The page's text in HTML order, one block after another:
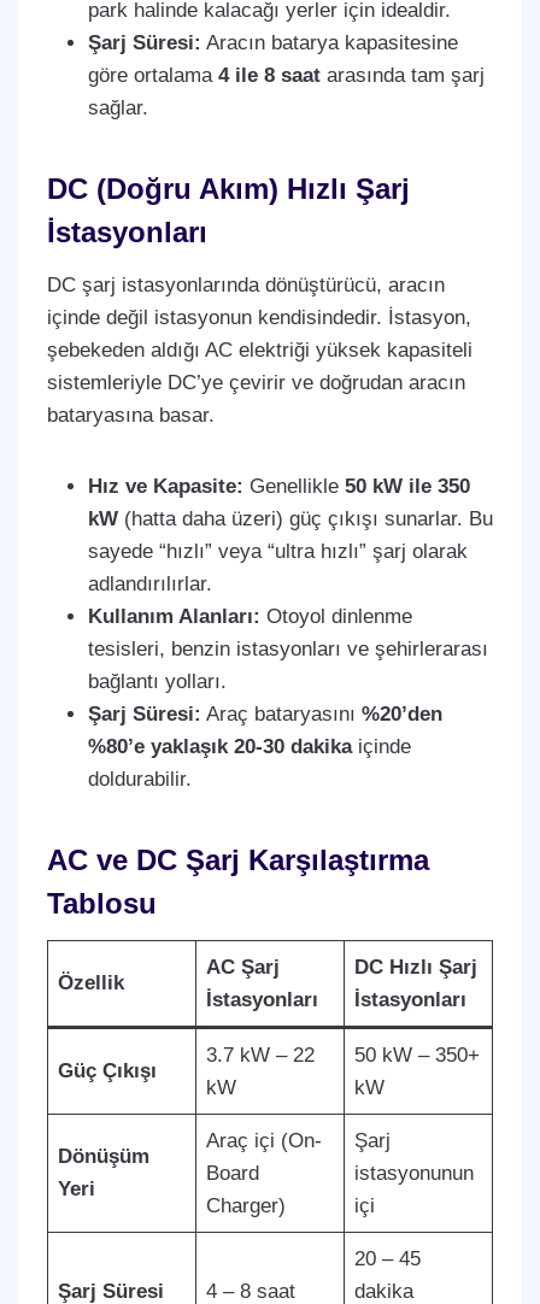
park halinde kalacağı yerler için idealdir.
Şarj Süresi: Aracın batarya kapasitesine
göre ortalama 4 ile 8 saatarasında tam şarj
sağlar.
DC (Doğru Akım) Hızlı Şarj
İstasyonları
DC şarj istasyonlarında dönüştürücü, aracın
içinde değil istasyonun kendisindedir. İstasyon,
şebekeden aldığı AC elektriği yüksek kapasiteli
sistemleriyle DC’ye çevirir ve doğrudan aracın
bataryasına basar.
Hız ve Kapasite: Genellikle 50 kW ile 350
kW(hatta daha üzeri) güç çıkışı sunarlar. Bu
sayede “hızlı” veya “ultra hızlı” şarj olarak
adlandırılırlar.
Kullanım Alanları: Otoyol dinlenme
tesisleri, benzin istasyonları ve şehirlerarası
bağlantı yolları.
Şarj Süresi: Araç bataryasını %20’den
%80’e yaklaşık 20-30 dakikaiçinde
doldurabilir.
AC ve DC Şarj Karşılaştırma
Tablosu
Özellik
AC Şarj
İstasyonları
DC Hızlı Şarj
İstasyonları
Güç Çıkışı
3.7 kW – 22
kW
50 kW – 350+
kW
Dönüşüm
Yeri
Araç içi (On-
Board
Charger)
Şarj
istasyonunun
içi
Şarj Süresi 4 – 8 saat
20 – 45
dakika